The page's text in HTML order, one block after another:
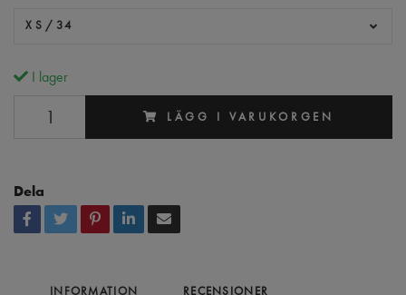
XS/34
I lager
LÄGG I VARUKORGEN
Dela
INFORMATION RECENSIONER